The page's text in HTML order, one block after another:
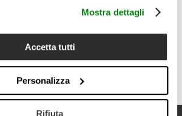
Mostra dettagli
Accetta tutti
Personalizza
Rifiuta
a un uso quotidiano nella stagione
lavare a secco; non lavare in acqua;
cloro; non stirare